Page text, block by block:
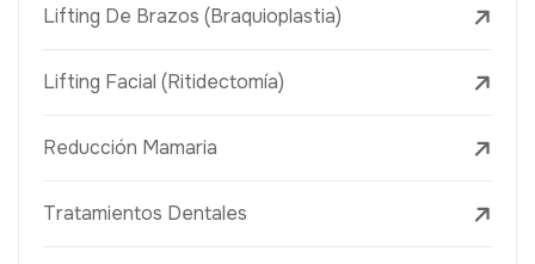
Lifting De Brazos (Braquioplastia)
Lifting Facial (Ritidectomía)
Reducción Mamaria
Tratamientos Dentales